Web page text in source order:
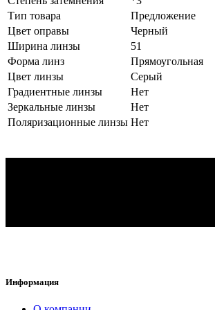
Тип товара
Предложение
Цвет оправы
Черный
Ширина линзы
51
Форма линз
Прямоугольная
Цвет линзы
Серый
Градиентные линзы
Нет
Зеркальные линзы
Нет
Поляризационные линзы Нет
Информация